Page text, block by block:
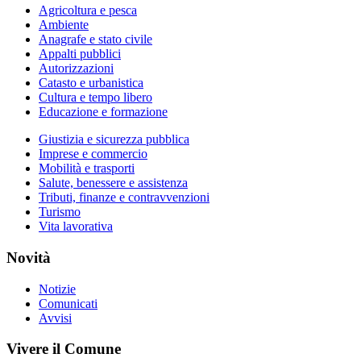
Agricoltura e pesca
Ambiente
Anagrafe e stato civile
Appalti pubblici
Autorizzazioni
Catasto e urbanistica
Cultura e tempo libero
Educazione e formazione
Giustizia e sicurezza pubblica
Imprese e commercio
Mobilità e trasporti
Salute, benessere e assistenza
Tributi, finanze e contravvenzioni
Turismo
Vita lavorativa
Novità
Notizie
Comunicati
Avvisi
Vivere il Comune